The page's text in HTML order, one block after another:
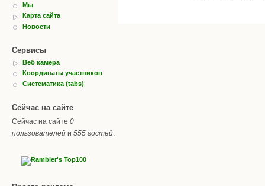
Мы
Карта сайта
Новости
Сервисы
Веб камера
Координаты участников
Систематика (tabs)
Сейчас на сайте
Сейчас на сайте 0
пользователей и 555 гостей